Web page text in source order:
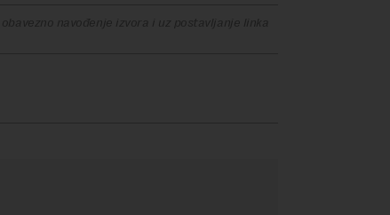
navođenje izvora i uz postavljanje linka